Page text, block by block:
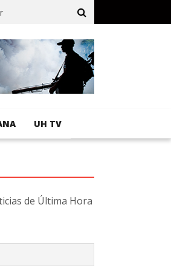
en obras de terracería
UH TV
de Última Hora